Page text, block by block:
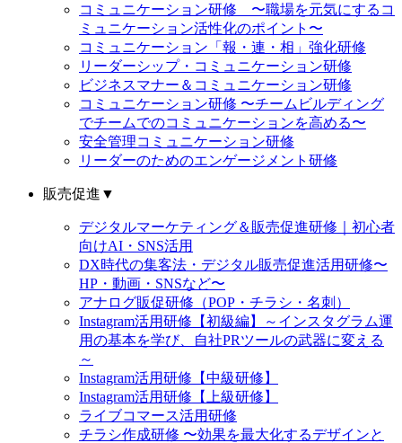
コミュニケーション研修 〜職場を元気にするコ
ミュニケーション活性化のポイント〜
コミュニケーション「報・連・相」強化研修
リーダーシップ・コミュニケーション研修
ビジネスマナー＆コミュニケーション研修
コミュニケーション研修 〜チームビルディング
でチームでのコミュニケーションを高める〜
安全管理コミュニケーション研修
リーダーのためのエンゲージメント研修
販売促進 ▼
デジタルマーケティング＆販売促進研修｜初心者
向けAI・SNS活用
DX時代の集客法・デジタル販売促進活用研修〜
HP・動画・SNSなど〜
アナログ販促研修（POP・チラシ・名刺）
Instagram活用研修【初級編】～インスタグラム運
用の基本を学び、自社PRツールの武器に変える
～
Instagram活用研修【中級研修】
Instagram活用研修【上級研修】
ライブコマース活用研修
チラシ作成研修 〜効果を最大化するデザインと